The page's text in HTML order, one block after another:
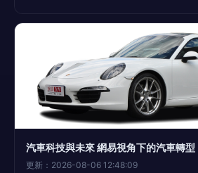
汽車科技與未來 網易視角下的汽車轉型
更新：2026-08-06 12:48:09